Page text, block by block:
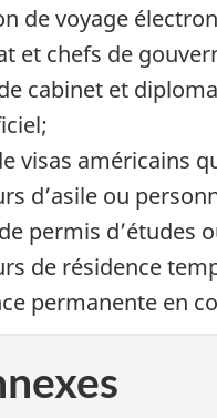
de voyage
et chefs de
cabinet et
visas américains
d’asile ou
permis d’études
de résidence
permanente en